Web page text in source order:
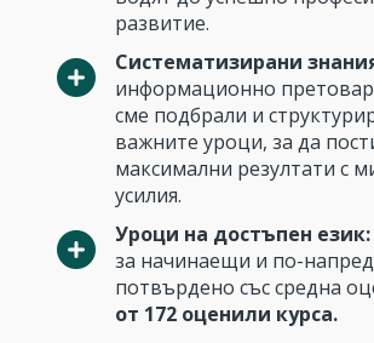
развитие.
Систематизирани
информационно
сме подбрали и
важните уроци, за да
максимални резултати с
усилия.
Уроци на достъпен език:
за начинаещи и по-
потвърдено със средна
от 172 оценили курса.